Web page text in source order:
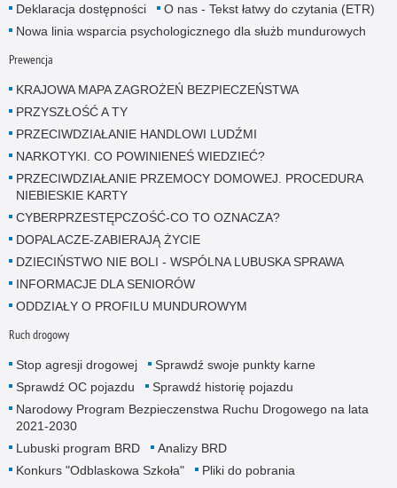
Deklaracja dostępności
O nas - Tekst łatwy do czytania (ETR)
Nowa linia wsparcia psychologicznego dla służb mundurowych
Prewencja
KRAJOWA MAPA ZAGROŻEŃ BEZPIECZEŃSTWA
PRZYSZŁOŚĆ A TY
PRZECIWDZIAŁANIE HANDLOWI LUDŹMI
NARKOTYKI. CO POWINIENEŚ WIEDZIEĆ?
PRZECIWDZIAŁANIE PRZEMOCY DOMOWEJ. PROCEDURA
NIEBIESKIE KARTY
CYBERPRZESTĘPCZOŚĆ-CO TO OZNACZA?
DOPALACZE-ZABIERAJĄ ŻYCIE
DZIECIŃSTWO NIE BOLI - WSPÓLNA LUBUSKA SPRAWA
INFORMACJE DLA SENIORÓW
ODDZIAŁY O PROFILU MUNDUROWYM
Ruch drogowy
Stop agresji drogowej
Sprawdź swoje punkty karne
Sprawdź OC pojazdu
Sprawdź historię pojazdu
Narodowy Program Bezpieczenstwa Ruchu Drogowego na lata
2021-2030
Lubuski program BRD
Analizy BRD
Konkurs "Odblaskowa Szkoła"
Pliki do pobrania